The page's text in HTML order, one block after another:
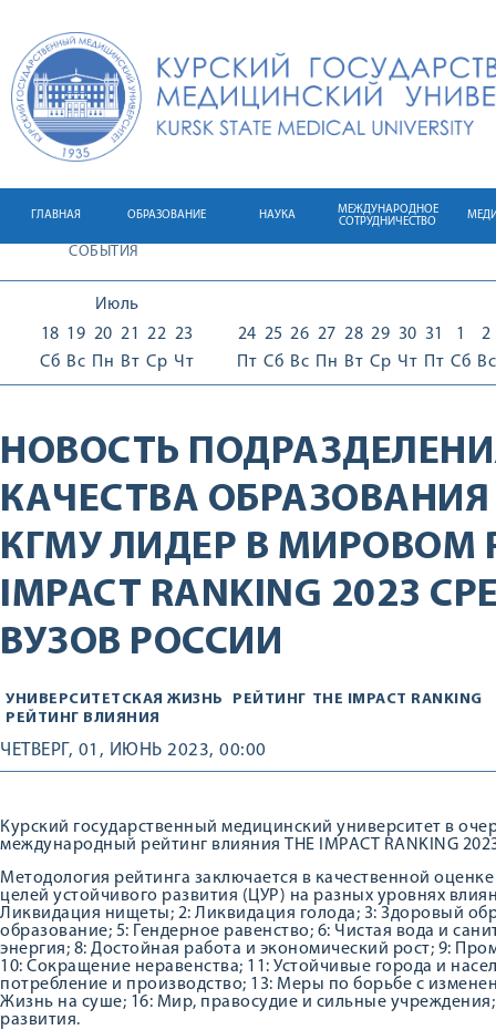
ГЛАВНАЯ ОБРАЗОВАНИЕ НАУКА
МЕЖДУНАРОДНОЕ
СОТРУДНИЧЕСТВО
СОБЫТИЯ
Июль
18
Сб
19
Вс
20
Пн
21
Вт
22
Ср
23
Чт
24
Пт
25
Сб
26
Вс
27
Пн
28
Вт
29
Ср
30
Чт
31
Пт
1
Сб
2
Вс
НОВОСТЬ
КАЧЕСТВА ОБРАЗОВАНИЯ
КГМУ ЛИДЕР В МИРОВОМ
IMPACT RANKING 2023
ВУЗОВ РОССИИ
УНИВЕРСИТЕТСКАЯ ЖИЗНЬ РЕЙТИНГ THE IMPACT RANKING
РЕЙТИНГ ВЛИЯНИЯ
ЧЕТВЕРГ, 01, ИЮНЬ 2023, 00:00
Курский государственный медицинский университет в
международный рейтинг влияния THE IMPACT RANKING
Методология рейтинга заключается в качественной
целей устойчивого развития (ЦУР) на разных уровнях
Ликвидация нищеты; 2: Ликвидация голода; 3: Здоровый
образование; 5: Гендерное равенство; 6: Чистая вода и
энергия; 8: Достойная работа и экономический рост; 9:
10: Сокращение неравенства; 11: Устойчивые города и
потребление и производство; 13: Меры по борьбе с
Жизнь на суше; 16: Мир, правосудие и сильные
развития.